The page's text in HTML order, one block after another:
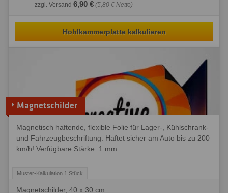
zzgl. Versand 6,90 € (5,80 € Netto)
Hohlkammerplatte kalkulieren
Magnetschilder
Magnetisch haftende, flexible Folie für Lager-, Kühlschrank-
und Fahrzeugbeschriftung. Haftet sicher am Auto bis zu 200
km/h! Verfügbare Stärke: 1 mm
Magnetschilder, 40 x 30 cm